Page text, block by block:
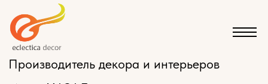
НАЗАД
Производитель декора и интерьеров